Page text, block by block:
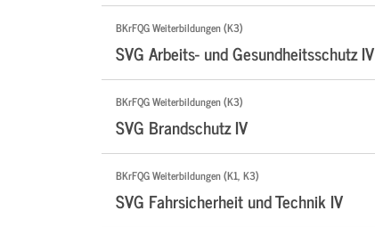
BKrFQG Weiterbildungen (K3)
SVG Arbeits- und Gesundheitsschutz IV
BKrFQG Weiterbildungen (K3)
SVG Brandschutz IV
BKrFQG Weiterbildungen (K1, K3)
SVG Fahrsicherheit und Technik IV